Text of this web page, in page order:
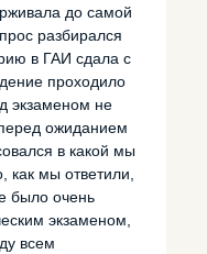
до самой
разбирался
в ГАИ сдала с
проходило
экзаменом не
ожиданием
в какой мы
как мы ответили,
было очень
экзаменом,
всем